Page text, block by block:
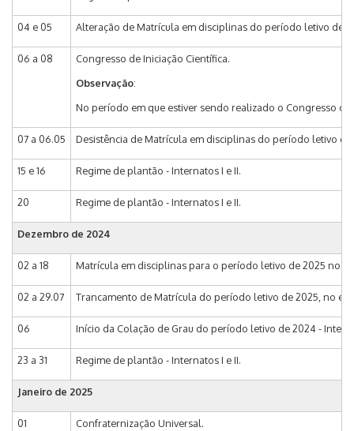
04 e 05 Alteração de Matrícula em disciplinas do período letivo de
06 a 08
Congresso de Iniciação Científica.
Observação:
No período em que estiver sendo realizado o Congresso
07 a 06.05 Desistência de Matrícula em disciplinas do período letivo de
15 e 16 Regime de plantão - Internatos I e II.
20 Regime de plantão - Internatos I e II.
Dezembro de 2024
02 a 18 Matrícula em disciplinas para o período letivo de 2025 no e-
02 a 29.07 Trancamento de Matrícula do período letivo de 2025, no e-
06 Início da Colação de Grau do período letivo de 2024 -
23 a 31 Regime de plantão - Internatos I e II.
Janeiro de 2025
01 Confraternização Universal.